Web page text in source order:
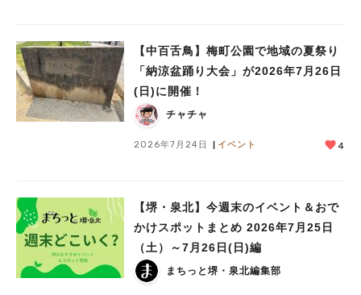
【中百舌鳥】梅町公園で地域の夏祭り
「納涼盆踊り大会」が2026年7月26日
(日)に開催！
チャチャ
2026年7月24日 イベント 4
【堺・泉北】今週末のイベント＆おで
かけスポットまとめ 2026年7月25日
（土）～7月26日(日)編
まちっと堺・泉北編集部